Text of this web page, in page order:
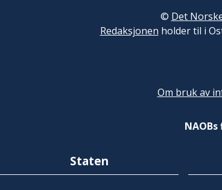
© Det
Redaksjonen holder til i
Om bruk av
Staten